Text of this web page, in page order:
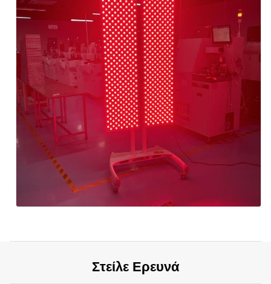
Στείλε Ερευνά